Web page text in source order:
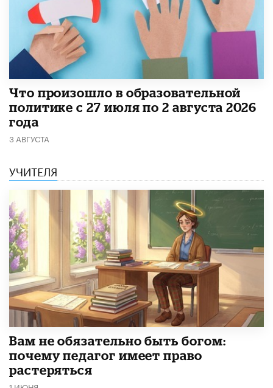
​Что произошло в образовательной
политике с 27 июля по 2 августа 2026
года
3 АВГУСТА
УЧИТЕЛЯ
​Вам не обязательно быть богом:
почему педагог имеет право
растеряться